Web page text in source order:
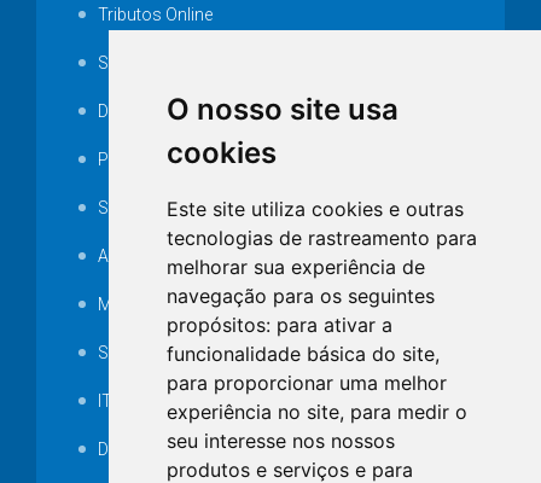
O nosso site usa
cookies
Este site utiliza cookies e outras
tecnologias de rastreamento para
melhorar sua experiência de
navegação para os seguintes
propósitos: para ativar a
funcionalidade básica do site,
para proporcionar uma melhor
experiência no site, para medir o
seu interesse nos nossos
produtos e serviços e para
Tributos Online
Serviços ISS-E
Decretos
Portarias
SAMAE
Audiência pública
MANUTENÇÃO DE ILUMINAÇÃO PÚBLICA
Serviços Técnicos TI
ITR
Desapropriações